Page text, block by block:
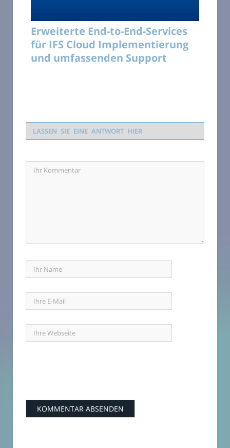
Erweiterte End-to-End-Services
für IFS Cloud Implementierung
und umfassenden Support
LASSEN SIE EINE ANTWORT HIER